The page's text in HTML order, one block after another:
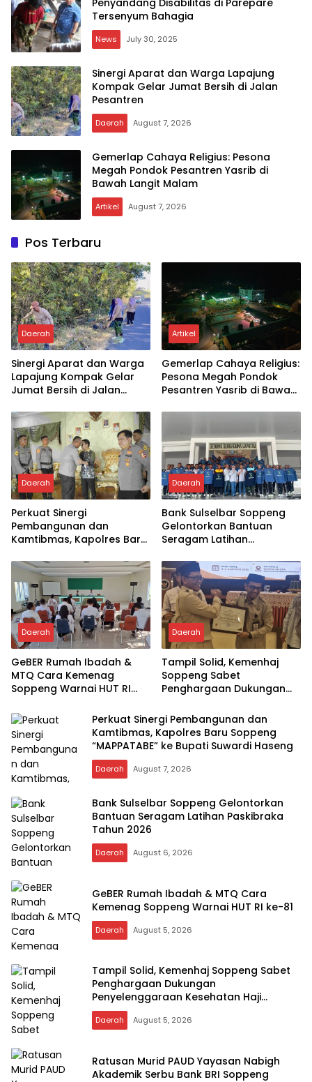
Tersenyum Bahagia
News July 30, 2025
Sinergi Aparat dan Warga Lapajung
Kompak Gelar Jumat Bersih di Jalan
Pesantren
Daerah August 7, 2026
Gemerlap Cahaya Religius: Pesona
Megah Pondok Pesantren Yasrib di
Bawah Langit Malam
Artikel August 7, 2026
Wartasulselnews
Pos Terbaru
Daerah
Sinergi Aparat dan Warga
Lapajung Kompak Gelar
Jumat Bersih di Jalan
Artikel
Gemerlap Cahaya Religius:
Pesona Megah Pondok
Pesantren Yasrib di Bawah
Daerah
Perkuat Sinergi
Pembangunan dan
Kamtibmas, Kapolres Baru
Bupati Suwardi Haseng
Daerah
Bank Sulselbar Soppeng
Gelontorkan Bantuan
Seragam Latihan
Daerah
GeBER Rumah Ibadah &
MTQ Cara Kemenag
Soppeng Warnai HUT RI
Daerah
Tampil Solid, Kemenhaj
Soppeng Sabet
Penghargaan Dukungan
Kesehatan Haji Terbaik
Perkuat Sinergi Pembangunan dan
Kamtibmas, Kapolres Baru Soppeng
“MAPPATABE” ke Bupati Suwardi Haseng
Daerah August 7, 2026
Bank Sulselbar Soppeng Gelontorkan
Bantuan Seragam Latihan Paskibraka
Tahun 2026
Daerah August 6, 2026
GeBER Rumah Ibadah & MTQ Cara
Kemenag Soppeng Warnai HUT RI ke-81
Daerah August 5, 2026
Tampil Solid, Kemenhaj Soppeng Sabet
Penghargaan Dukungan
Penyelenggaraan Kesehatan Haji
Terbaik
Daerah August 5, 2026
Ratusan Murid PAUD Yayasan Nabigh
Akademik Serbu Bank BRI Soppeng